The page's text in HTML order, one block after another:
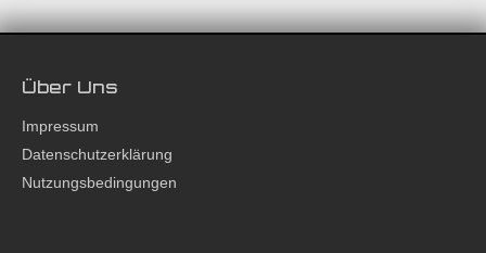
Über Uns
Impressum
Datenschutzerklärung
Nutzungsbedingungen